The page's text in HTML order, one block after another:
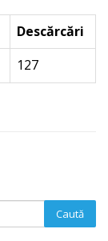
Descărcări
127